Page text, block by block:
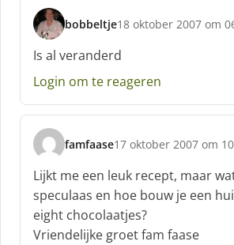
bobbeltje
s
c
h
r
e
f
:
18 oktober 2007 om
Is al veranderd
Login om te reageren
famfaase
s
c
h
r
e
e
17 oktober 2007 om
Lijkt me een leuk recept, maar
speculaas en hoe bouw je een
eight chocolaatjes?
Vriendelijke groet fam faase